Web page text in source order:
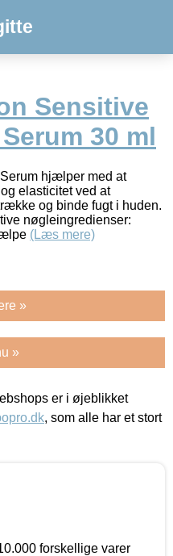
Sensitive
30 ml
hjælper med at
elasticitet ved at
og binde fugt i huden.
nøgleingredienser:
(Læs mere)
»
»
er i øjeblikket
, som alle har et stort
forskellige varer